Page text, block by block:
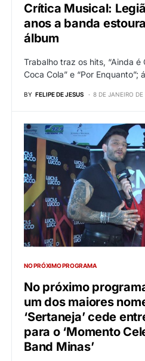
Crítica Musical:
anos a banda
álbum
Trabalho traz os hits, “Ainda é
Coca Cola” e “Por
BY FELIPE DE JESUS 8 DE JANEIRO
NO PRÓXIMO PROGRAMA
No próximo
um dos maiores
‘Sertaneja’ cede
para o ‘Momento
Band Minas’